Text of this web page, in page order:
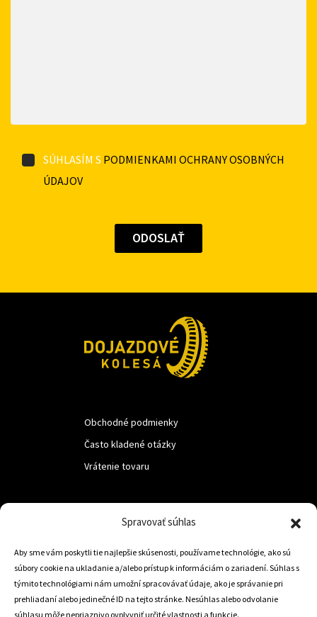
Spravovať súhlas
Aby sme vám poskytli tie najlepšie skúsenosti, používame technológie, ako sú
súbory cookie na ukladanie a/alebo prístup k informáciám o zariadení. Súhlas s
týmito technológiami nám umožní spracovávať údaje, ako je správanie pri
prehliadaní alebo jedinečné ID na tejto stránke. Nesúhlas alebo odvolanie
súhlasu môže nepriaznivo ovplyvniť určité vlastnosti a funkcie.
SÚHLASÍM S PODMIENKAMI OCHRANY OSOBNÝCH
ÚDAJOV
Obchodné podmienky
Často kladené otázky
Vrátenie tovaru
Trstená 02801